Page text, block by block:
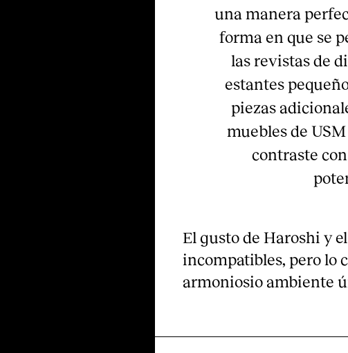
una manera
forma en que se
las revistas de
estantes
piezas
muebles de
contraste
El gusto de Haroshi y
incompatibles, pero lo
armoniosio ambiente